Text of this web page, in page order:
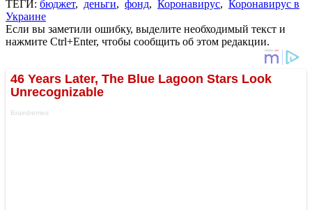
ТЕГИ: бюджет, деньги, фонд, Коронавирус, Коронавирус в
Украине
Если вы заметили ошибку, выделите необходимый текст и
нажмите Ctrl+Enter, чтобы сообщить об этом редакции.